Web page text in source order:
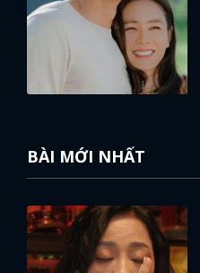
BÀI MỚI NHẤT